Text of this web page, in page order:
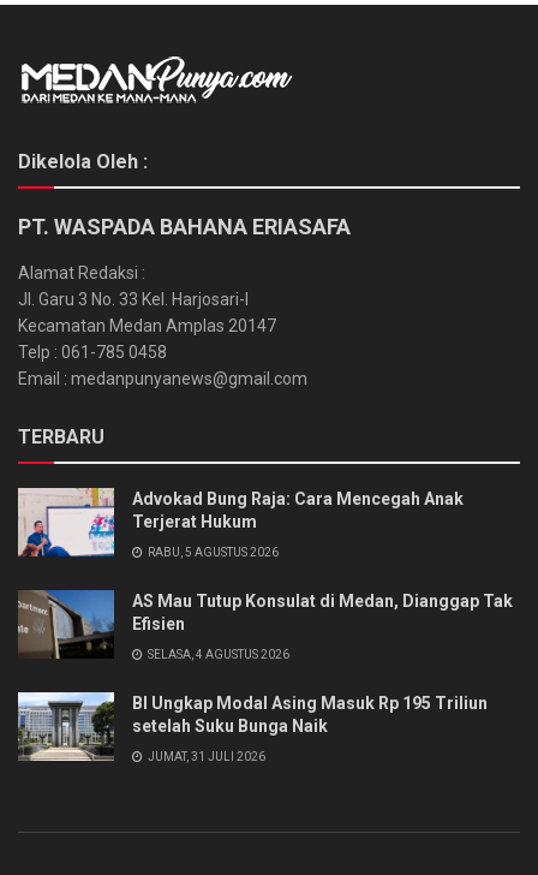
Dikelola Oleh :
PT. WASPADA BAHANA ERIASAFA
Alamat Redaksi :
Jl. Garu 3 No. 33 Kel. Harjosari-I
Kecamatan Medan Amplas 20147
Telp : 061-785 0458
Email : medanpunyanews@gmail.com
TERBARU
Advokad Bung Raja: Cara Mencegah Anak
Terjerat Hukum
RABU, 5 AGUSTUS 2026
AS Mau Tutup Konsulat di Medan, Dianggap Tak
Efisien
SELASA, 4 AGUSTUS 2026
BI Ungkap Modal Asing Masuk Rp 195 Triliun
setelah Suku Bunga Naik
JUMAT, 31 JULI 2026